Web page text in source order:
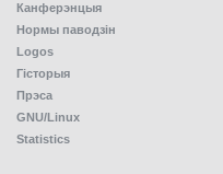
Канферэнцыя
Нормы паводзін
Logos
Гісторыя
Прэса
GNU/Linux
Statistics